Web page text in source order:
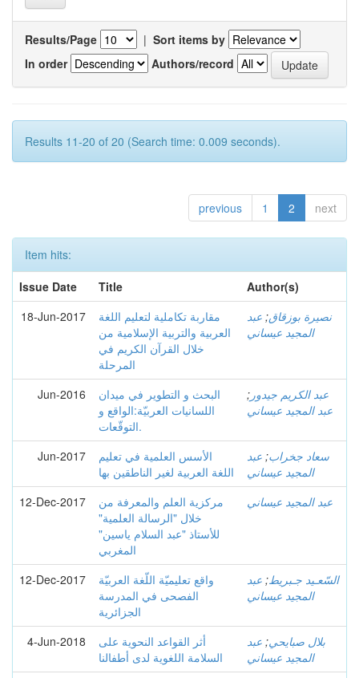
Results/Page | Sort items by
In order
Authors/record
Results 11-20 of 20 (Search time: 0.009 seconds).
previous 1 2 next
Item hits:
Issue Date
Title
Author(s)
18-Jun-2017
مقاربة تكاملية لتعليم اللغة
العربية والتربية الإسلامية من
خلال القرآن الكريم في
المرحلة
نصيرة بوزقاق; عبد
المجيد عيساني
Jun-2016
البحث و التطوير في ميدان
اللسانيات العربيّة:الواقع و
التوقّعات.
عبد الكريم جيدور ;
عبد المجيد عيساني
Jun-2017
الأسس العلمية في تعليم
اللغة العربية لغير الناطقين بها
سعاد جخراب; عبد
المجيد عيساني
12-Dec-2017
مركزية العلم والمعرفة من
خلال "الرسالة العلمية"
للأستاذ "عبد السلام ياسين"
المغربي
عبد المجيد عيساني
12-Dec-2017
واقع تعليميّة اللّغة العربيّة
الفصحى في المدرسة
الجزائرية
السّعـيد جـبريط; عبد
المجيد عيساني
4-Jun-2018
أثر القواعد النحوية على
السلامة اللغوية لدى أطفالنا
بلال صبايحي; عبد
المجيد عيساني